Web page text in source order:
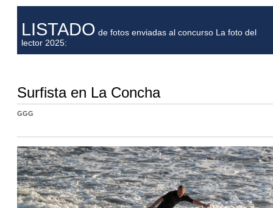
LISTADO de fotos enviadas al concurso La foto del
lector 2025:
Surfista en La Concha
GGG